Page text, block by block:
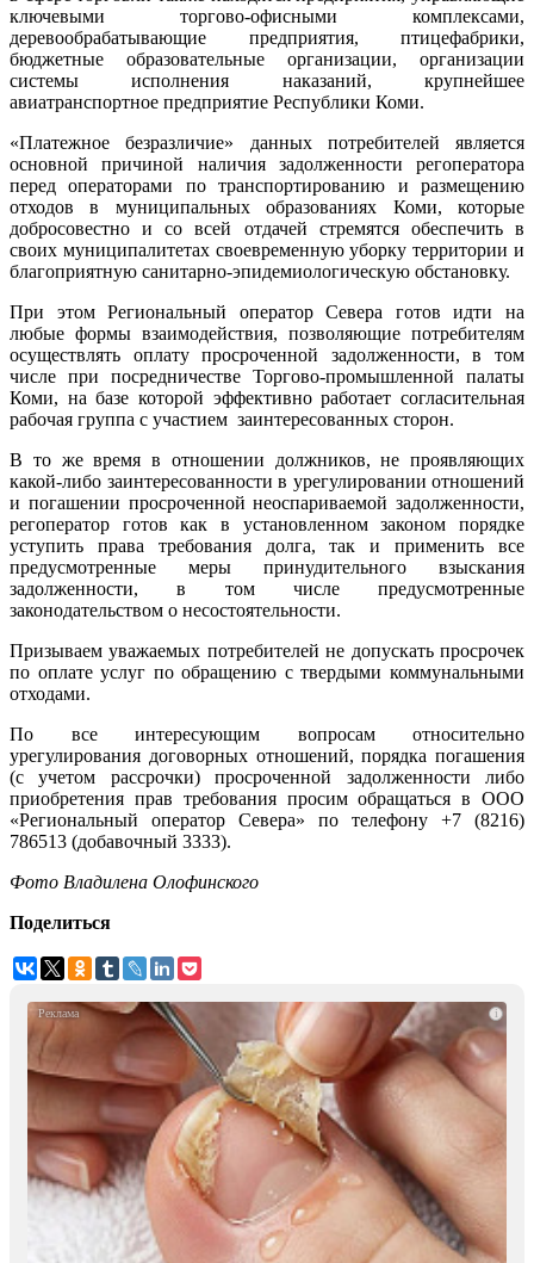
ключевыми торгово-офисными комплексами,
деревообрабатывающие предприятия, птицефабрики,
бюджетные образовательные организации, организации
системы исполнения наказаний, крупнейшее
авиатранспортное предприятие Республики Коми.
«Платежное безразличие» данных потребителей является
основной причиной наличия задолженности регоператора
перед операторами по транспортированию и размещению
отходов в муниципальных образованиях Коми, которые
добросовестно и со всей отдачей стремятся обеспечить в
своих муниципалитетах своевременную уборку территории и
благоприятную санитарно-эпидемиологическую обстановку.
При этом Региональный оператор Севера готов идти на
любые формы взаимодействия, позволяющие потребителям
осуществлять оплату просроченной задолженности, в том
числе при посредничестве Торгово-промышленной палаты
Коми, на базе которой эффективно работает согласительная
рабочая группа с участием заинтересованных сторон.
В то же время в отношении должников, не проявляющих
какой-либо заинтересованности в урегулировании отношений
и погашении просроченной неоспариваемой задолженности,
регоператор готов как в установленном законом порядке
уступить права требования долга, так и применить все
предусмотренные меры принудительного взыскания
задолженности, в том числе предусмотренные
законодательством о несостоятельности.
Призываем уважаемых потребителей не допускать просрочек
по оплате услуг по обращению с твердыми коммунальными
отходами.
По все интересующим вопросам относительно
урегулирования договорных отношений, порядка погашения
(с учетом рассрочки) просроченной задолженности либо
приобретения прав требования просим обращаться в ООО
«Региональный оператор Севера» по телефону +7 (8216)
786513 (добавочный 3333).
Фото Владилена Олофинского
Поделиться
i